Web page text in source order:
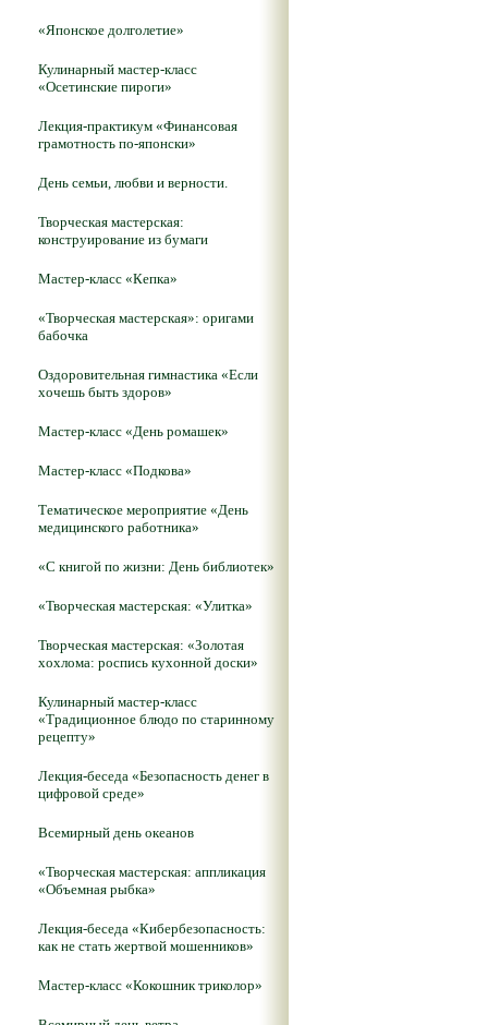
«Японское долголетие»
Кулинарный мастер-класс
«Осетинские пироги»
Лекция-практикум «Финансовая
грамотность по-японски»
День семьи, любви и верности.
Творческая мастерская:
конструирование из бумаги
Мастер-класс «Кепка»
«Творческая мастерская»: оригами
бабочка
Оздоровительная гимнастика «Если
хочешь быть здоров»
Мастер-класс «День ромашек»
Мастер-класс «Подкова»
Тематическое мероприятие «День
медицинского работника»
«С книгой по жизни: День библиотек»
«Творческая мастерская: «Улитка»
Творческая мастерская: «Золотая
хохлома: роспись кухонной доски»
Кулинарный мастер-класс
«Традиционное блюдо по старинному
рецепту»
Лекция-беседа «Безопасность денег в
цифровой среде»
Всемирный день океанов
«Творческая мастерская: аппликация
«Объемная рыбка»
Лекция-беседа «Кибербезопасность:
как не стать жертвой мошенников»
Мастер-класс «Кокошник триколор»